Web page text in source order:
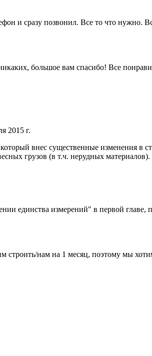
и сразу позвонил. Все то что нужно.
большое вам спасибо! Все
2015 г.
внес существенные изменения в
грузов (в т.ч. нерудных материалов).
единства измерений" в первой главе,
нам на 1 месяц, поэтому мы